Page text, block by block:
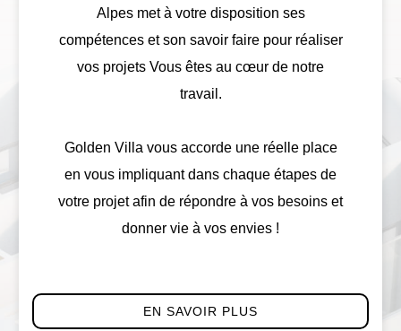
Alpes met à votre disposition ses
compétences et son savoir faire pour réaliser
vos projets Vous êtes au cœur de notre
travail.
Golden Villa vous accorde une réelle place
en vous impliquant dans chaque étapes de
votre projet afin de répondre à vos besoins et
donner vie à vos envies !
EN SAVOIR PLUS